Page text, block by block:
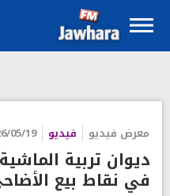
معرض فيديو فيديو 19 09:08
ديوان تربية
في نقاط بيع